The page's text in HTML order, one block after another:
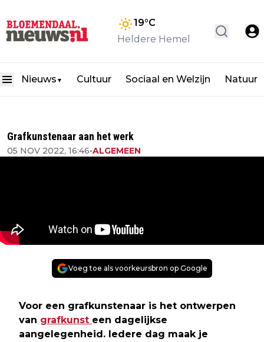
19°C
Heldere Hemel
Nieuws ▼ Cultuur Sociaal en Welzijn Natuur
Grafkunstenaar aan het werk
05 NOV 2022, 16:46•ALGEMEEN
Voeg toe als voorkeursbron op Google
Voor een grafkunstenaar is het ontwerpen
van grafkunst een dagelijkse
aangelegenheid. Iedere dag maak je